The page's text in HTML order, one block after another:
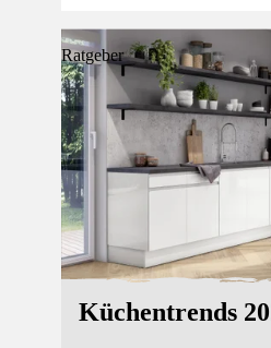
Ratgeber
Küchentrends